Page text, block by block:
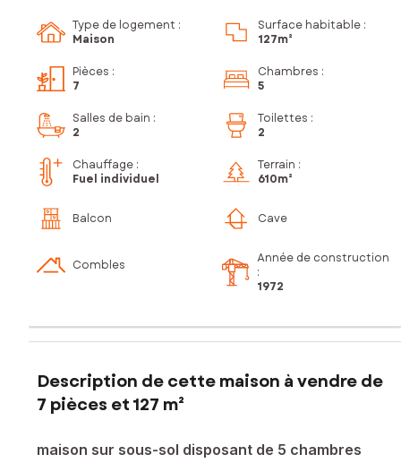
Type de logement :
Maison
Surface habitable :
127m²
Pièces :
7
Chambres :
5
Salles de bain :
2
Toilettes :
2
Chauffage :
Fuel individuel
Terrain :
610m²
Balcon Cave
Combles
Année de construction
:
1972
Description de cette maison à vendre de
7 pièces et 127 m²
maison sur sous-sol disposant de 5 chambres